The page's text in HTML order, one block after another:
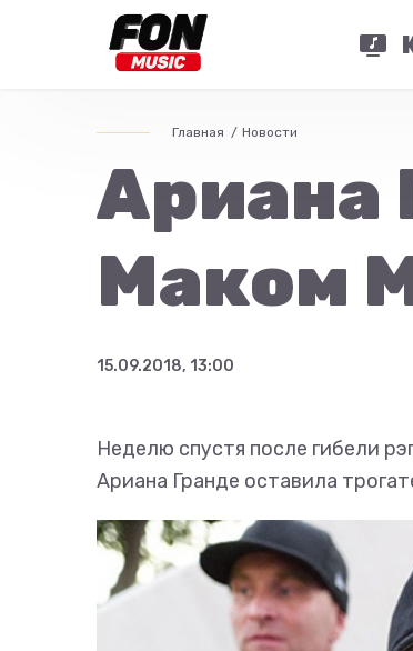
Главная Новости
Ариана
Маком
15.09.2018, 13:00
Неделю спустя после гибели
Ариана Гранде оставила